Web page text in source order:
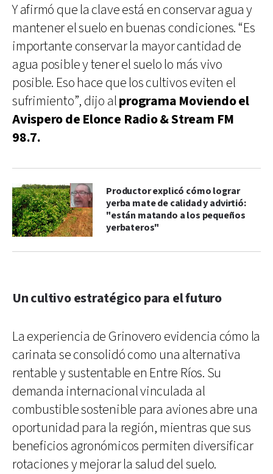
Y afirmó que la clave está en conservar agua y
mantener el suelo en buenas condiciones. “Es
importante conservar la mayor cantidad de
agua posible y tener el suelo lo más vivo
posible. Eso hace que los cultivos eviten el
sufrimiento”, dijo alprograma Moviendo el
Avispero de Elonce Radio & Stream FM
98.7.
Productor explicó cómo lograr
yerba mate de calidad y advirtió:
"están matando a los pequeños
yerbateros"
Un cultivo estratégico para el futuro
La experiencia de Grinovero evidencia cómo la
carinata se consolidó como una alternativa
rentable y sustentable en Entre Ríos. Su
demanda internacional vinculada al
combustible sostenible para aviones abre una
oportunidad para la región, mientras que sus
beneficios agronómicos permiten diversificar
rotaciones y mejorar la salud del suelo.